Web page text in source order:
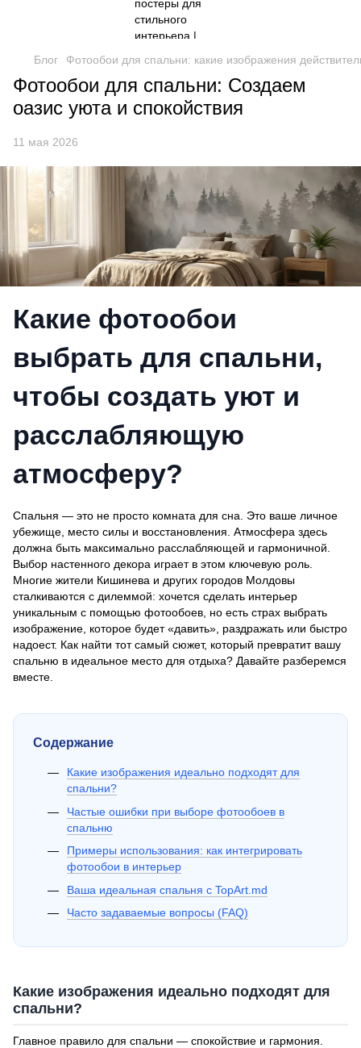
Блог Фотообои для спальни: какие изображения
Фотообои для спальни: Создаем
оазис уюта и спокойствия
11 мая 2026
Какие фотообои
выбрать для спальни,
чтобы создать уют и
расслабляющую
атмосферу?
Спальня — это не просто комната для сна. Это ваше личное
убежище, место силы и восстановления. Атмосфера здесь
должна быть максимально расслабляющей и гармоничной.
Выбор настенного декора играет в этом ключевую роль.
Многие жители Кишинева и других городов Молдовы
сталкиваются с дилеммой: хочется сделать интерьер
уникальным с помощью фотообоев, но есть страх выбрать
изображение, которое будет «давить», раздражать или быстро
надоест. Как найти тот самый сюжет, который превратит вашу
спальню в идеальное место для отдыха? Давайте разберемся
вместе.
Содержание
Какие изображения идеально подходят для
спальни?
Частые ошибки при выборе фотообоев в
спальню
Примеры использования: как интегрировать
фотообои в интерьер
Ваша идеальная спальня с TopArt.md
Часто задаваемые вопросы (FAQ)
Какие изображения идеально подходят для
спальни?
Главное правило для спальни — спокойствие и гармония.